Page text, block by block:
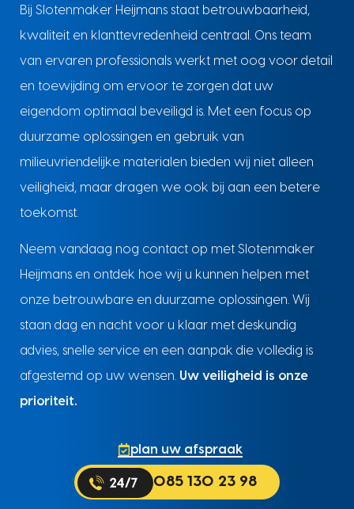
Bij Slotenmaker Heijmans staat betrouwbaarheid,
kwaliteit en klanttevredenheid centraal. Ons team
van ervaren professionals werkt met oog voor detail
en toewijding om ervoor te zorgen dat uw
eigendom optimaal beveiligd is. Met een focus op
duurzame oplossingen en gebruik van
milieuvriendelijke materialen bieden wij niet alleen
veiligheid, maar dragen we ook bij aan een betere
toekomst.
Neem vandaag nog contact op met Slotenmaker
Heijmans en ontdek hoe wij u kunnen helpen met
onze betrouwbare en duurzame oplossingen. Wij
staan dag en nacht voor u klaar met deskundig
advies, snelle service en een aanpak die volledig is
afgestemd op uw wensen. Uw veiligheid is onze
prioriteit.
plan uw afspraak
085 130 23 98